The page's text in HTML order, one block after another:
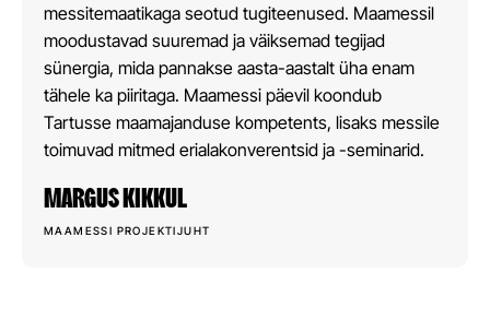
messitemaatikaga seotud tugiteenused. Maamessil
moodustavad suuremad ja väiksemad tegijad
sünergia, mida pannakse aasta-aastalt üha enam
tähele ka piiritaga. Maamessi päevil koondub
Tartusse maamajanduse kompetents, lisaks messile
toimuvad mitmed erialakonverentsid ja -seminarid.
MARGUS KIKKUL
MAAMESSI PROJEKTIJUHT